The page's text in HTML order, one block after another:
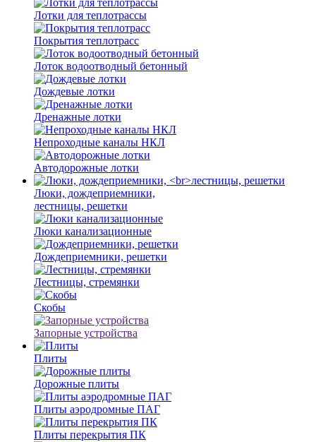
Лотки для теплотрассы
Покрытия теплотрасс
Лоток водоотводный бетонный
Дождевые лотки
Дренажные лотки
Непроходные каналы НКЛ
Автодорожные лотки
Люки, дождеприемники,
лестницы, решетки
Люки канализационные
Дождеприемники, решетки
Лестницы, стремянки
Скобы
Запорные устройства
Плиты
Дорожные плиты
Плиты аэродромные ПАГ
Плиты перекрытия ПК